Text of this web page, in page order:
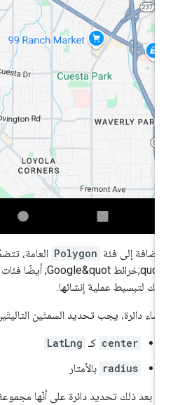
إلى فئة Polygon العامة، تتضمّن
لتبسيط عملية إنشائها.
دائرة، يجب تحديد السمتَين التاليتَين:
center كـ LatLng
radius بالأمتار
بعد ذلك تحديد دائرة على أنّها مجموعة